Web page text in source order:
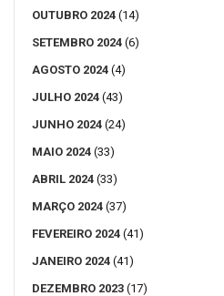
OUTUBRO 2024 (14)
SETEMBRO 2024 (6)
AGOSTO 2024 (4)
JULHO 2024 (43)
JUNHO 2024 (24)
MAIO 2024 (33)
ABRIL 2024 (33)
MARÇO 2024 (37)
FEVEREIRO 2024 (41)
JANEIRO 2024 (41)
DEZEMBRO 2023 (17)